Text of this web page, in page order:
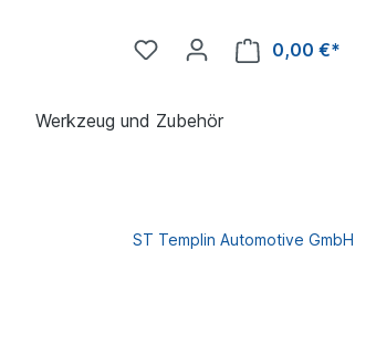
0,00 €*
Werkzeug und Zubehör
ST Templin Automotive GmbH